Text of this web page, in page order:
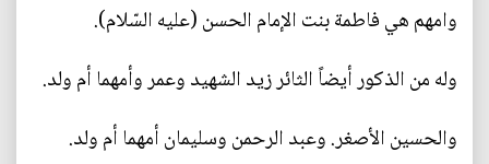
وامهم هي فاطمة بنت الإمام الحسن (عليه السّلام).
وله من الذكور أيضاً الثائر زيد الشهيد وعمر وأمهما أم ولد.
والحسين الأصغر. وعبد الرحمن وسليمان أمهما أم ولد.